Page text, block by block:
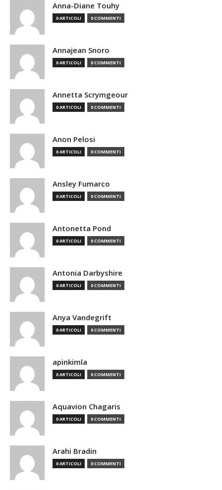
Anna-Diane Touhy
0 ARTICOLI 0 COMMENTI
Annajean Snoro
0 ARTICOLI 0 COMMENTI
Annetta Scrymgeour
0 ARTICOLI 0 COMMENTI
Anon Pelosi
0 ARTICOLI 0 COMMENTI
Ansley Fumarco
0 ARTICOLI 0 COMMENTI
Antonetta Pond
0 ARTICOLI 0 COMMENTI
Antonia Darbyshire
0 ARTICOLI 0 COMMENTI
Anya Vandegrift
0 ARTICOLI 0 COMMENTI
apinkimla
0 ARTICOLI 0 COMMENTI
Aquavion Chagaris
0 ARTICOLI 0 COMMENTI
Arahi Bradin
0 ARTICOLI 0 COMMENTI